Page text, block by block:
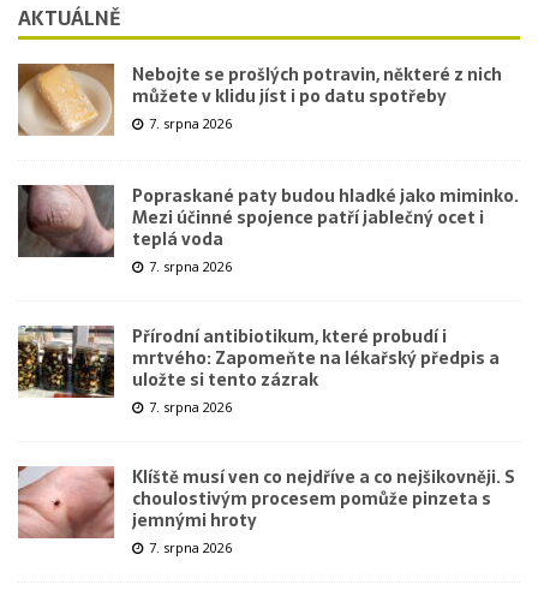
AKTUÁLNĚ
Nebojte se prošlých potravin, některé z nich
můžete v klidu jíst i po datu spotřeby
7. srpna 2026
Popraskané paty budou hladké jako miminko.
Mezi účinné spojence patří jablečný ocet i
teplá voda
7. srpna 2026
Přírodní antibiotikum, které probudí i
mrtvého: Zapomeňte na lékařský předpis a
uložte si tento zázrak
7. srpna 2026
Klíště musí ven co nejdříve a co nejšikovněji. S
choulostivým procesem pomůže pinzeta s
jemnými hroty
7. srpna 2026